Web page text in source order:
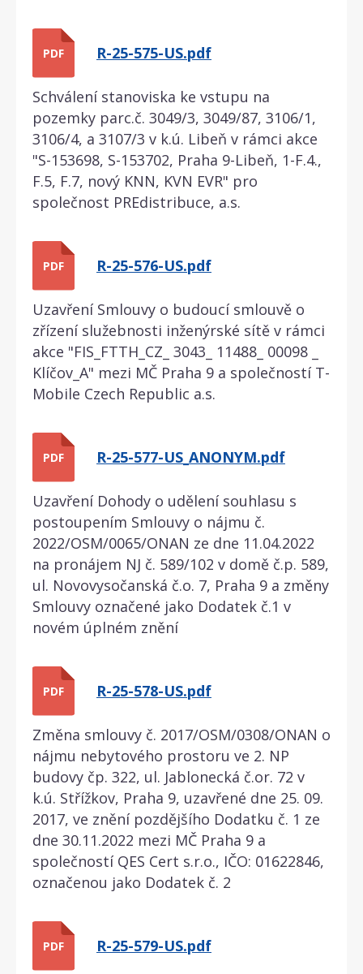
PDF R-25-575-US.pdf
Schválení stanoviska ke vstupu na
pozemky parc.č. 3049/3, 3049/87, 3106/1,
3106/4, a 3107/3 v k.ú. Libeň v rámci akce
"S-153698, S-153702, Praha 9-Libeň, 1-F.4.,
F.5, F.7, nový KNN, KVN EVR" pro
společnost PREdistribuce, a.s.
PDF R-25-576-US.pdf
Uzavření Smlouvy o budoucí smlouvě o
zřízení služebnosti inženýrské sítě v rámci
akce "FIS_FTTH_CZ_ 3043_ 11488_ 00098 _
Klíčov_A" mezi MČ Praha 9 a společností T-
Mobile Czech Republic a.s.
PDF R-25-577-US_ANONYM.pdf
Uzavření Dohody o udělení souhlasu s
postoupením Smlouvy o nájmu č.
2022/OSM/0065/ONAN ze dne 11.04.2022
na pronájem NJ č. 589/102 v domě č.p. 589,
ul. Novovysočanská č.o. 7, Praha 9 a změny
Smlouvy označené jako Dodatek č.1 v
novém úplném znění
PDF R-25-578-US.pdf
Změna smlouvy č. 2017/OSM/0308/ONAN o
nájmu nebytového prostoru ve 2. NP
budovy čp. 322, ul. Jablonecká č.or. 72 v
k.ú. Střížkov, Praha 9, uzavřené dne 25. 09.
2017, ve znění pozdějšího Dodatku č. 1 ze
dne 30.11.2022 mezi MČ Praha 9 a
společností QES Cert s.r.o., IČO: 01622846,
označenou jako Dodatek č. 2
PDF R-25-579-US.pdf